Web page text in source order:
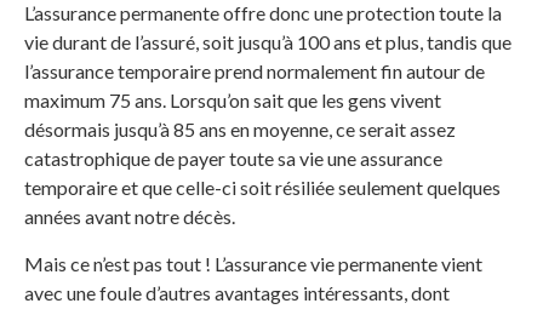
L’assurance permanente offre donc une protection toute la
vie durant de l’assuré, soit jusqu’à 100 ans et plus, tandis que
l’assurance temporaire prend normalement fin autour de
maximum 75 ans. Lorsqu’on sait que les gens vivent
désormais jusqu’à 85 ans en moyenne, ce serait assez
catastrophique de payer toute sa vie une assurance
temporaire et que celle-ci soit résiliée seulement quelques
années avant notre décès.
Mais ce n’est pas tout ! L’assurance vie permanente vient
avec une foule d’autres avantages intéressants, dont